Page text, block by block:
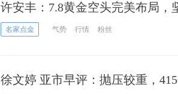
许安丰：7.8黄金空头完美布局，
名家点金 气势 行情 粉丝
徐文婷 亚市早评：抛压较重，